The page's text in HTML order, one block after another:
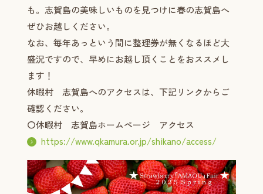
も。志賀島の美味しいものを見つけに春の志賀島へ
ぜひお越しください。
なお、毎年あっという間に整理券が無くなるほど大
盛況ですので、早めにお越し頂くことをおススメし
ます！
休暇村 志賀島へのアクセスは、下記リンクからご
確認ください。
〇休暇村 志賀島ホームページ アクセス
https://www.qkamura.or.jp/shikano/access/